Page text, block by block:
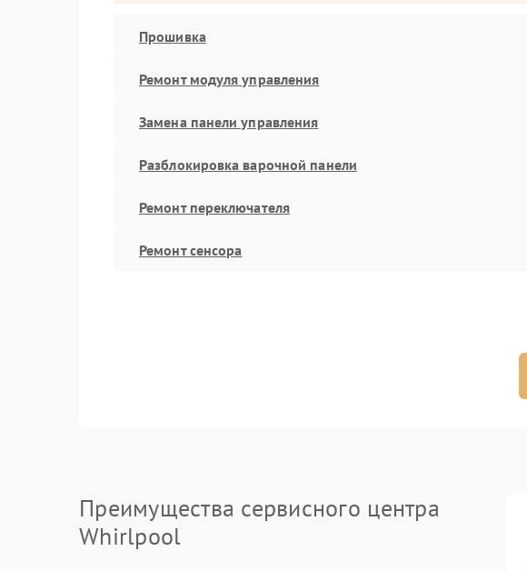
Прошивка
Ремонт модуля управления
Замена панели управления
Разблокировка варочной панели
Ремонт переключателя
Ремонт сенсора
Преимущества сервисного центра
Whirlpool